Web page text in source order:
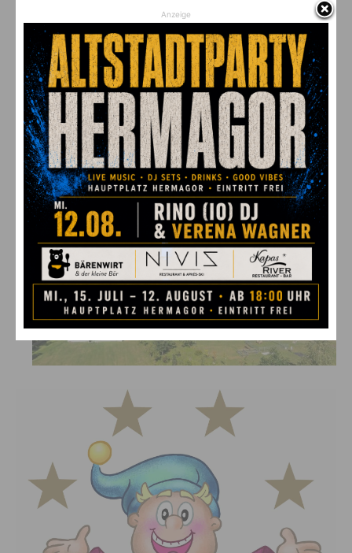
Das Familienhotel Ramsi von Karin und Walter Ramsbacher zählt zu den besten
Arbeitgebern in der Region
Bewerbung:
Schick deine Bewerbung mit Foto bitte ankarriere@ramsi.at
oder ruf uns an unterT +43 4285 284.
Alle Details und weitere Jobs:www.ramsi.at/karriere.html
Anzeige